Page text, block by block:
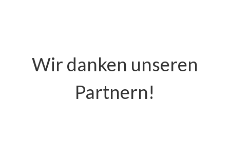
Wir danken unseren
Partnern!